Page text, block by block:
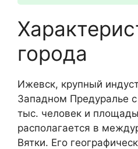
города
Ижевск, крупный
Западном Предуралье
тыс. человек и
располагается в
Вятки. Его